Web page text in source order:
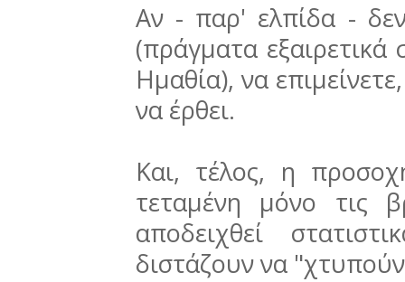
Αν - παρ' ελπίδα -
(πράγματα εξαιρετικά
Ημαθία), να
να έρθει.
Και, τέλος, η
τεταμένη μόνο τις
αποδειχθεί
διστάζουν να